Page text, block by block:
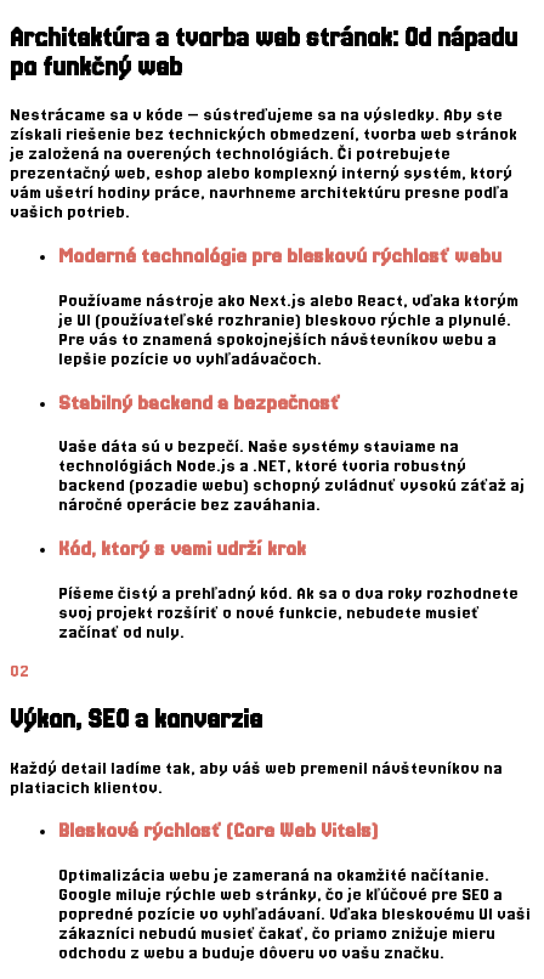
Architektúra a tvorba web stránok: Od nápadu
po funkčný web
Nestrácame sa v kóde — sústreďujeme sa na výsledky. Aby ste
získali riešenie bez technických obmedzení, tvorba web stránok
je založená na overených technológiách. Či potrebujete
prezentačný web, eshop alebo komplexný interný systém, ktorý
vám ušetrí hodiny práce, navrhneme architektúru presne podľa
vašich potrieb.
Moderné technológie pre bleskovú rýchlosť webu
Používame nástroje ako Next.js alebo React, vďaka ktorým
je UI (používateľské rozhranie) bleskovo rýchle a plynulé.
Pre vás to znamená spokojnejších návštevníkov webu a
lepšie pozície vo vyhľadávačoch.
Stabilný backend a bezpečnosť
Vaše dáta sú v bezpečí. Naše systémy staviame na
technológiách Node.js a .NET, ktoré tvoria robustný
backend (pozadie webu) schopný zvládnuť vysokú záťaž aj
náročné operácie bez zaváhania.
Kód, ktorý s vami udrží krok
Píšeme čistý a prehľadný kód. Ak sa o dva roky rozhodnete
svoj projekt rozšíriť o nové funkcie, nebudete musieť
začínať od nuly.
02
Výkon, SEO a konverzie
Každý detail ladíme tak, aby váš web premenil návštevníkov na
platiacich klientov.
Blesková rýchlosť (Core Web Vitals)
Optimalizácia webu je zameraná na okamžité načítanie.
Google miluje rýchle web stránky, čo je kľúčové pre SEO a
popredné pozície vo vyhľadávaní. Vďaka bleskovému UI vaši
zákazníci nebudú musieť čakať, čo priamo znižuje mieru
odchodu z webu a buduje dôveru vo vašu značku.